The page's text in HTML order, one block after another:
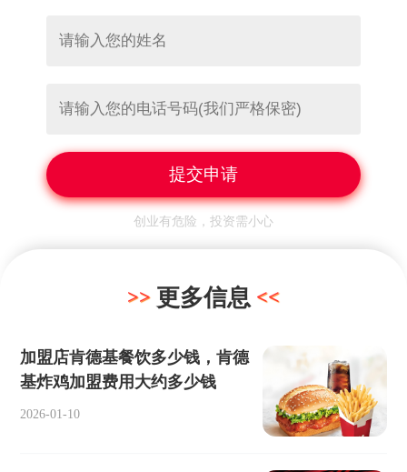
创业有危险，投资需小心
更多信息
加盟店肯德基餐饮多少钱，肯德
基炸鸡加盟费用大约多少钱
2026-01-10